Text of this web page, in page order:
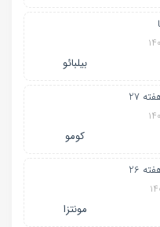
بیلبائو
27
کومو
26
مونتزا